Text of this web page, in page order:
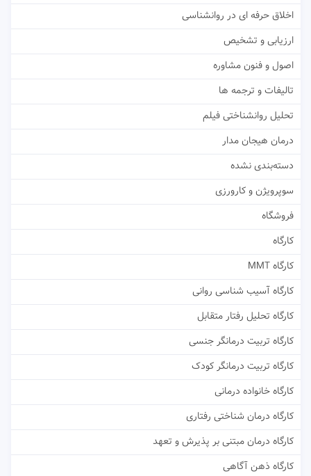
اخلاق حرفه ای در روانشناسی
ارزیابی و تشخیص
اصول و فنون مشاوره
تالیفات و ترجمه ها
تحلیل روانشناختی فیلم
درمان هیجان مدار
دسته‌بندی نشده
سوپرویژن و کارورزی
فروشگاه
کارگاه
کارگاه MMT
کارگاه آسیب شناسی روانی
کارگاه تحلیل رفتار متقابل
کارگاه تربیت درمانگر جنسی
کارگاه تربیت درمانگر کودک
کارگاه خانواده درمانی
کارگاه درمان شناختی رفتاری
کارگاه درمان مبتنی بر پذیرش و تعهد
کارگاه ذهن آگاهی